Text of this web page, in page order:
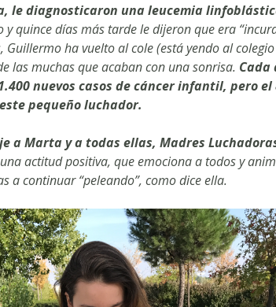
le diagnosticaron una leucemia
quince días más tarde le dijeron que era
Guillermo ha vuelto al cole (está yendo al
las muchas que acaban con una sonrisa. Cada
nuevos casos de cáncer infantil, pero el
pequeño luchador.
a Marta y a todas ellas, Madres
actitud positiva, que emociona a todos y
a continuar “peleando”, como dice ella.